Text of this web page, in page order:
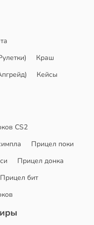
Краш
Кейсы
CS2
Прицел поки
Прицел донка
Прицел бит